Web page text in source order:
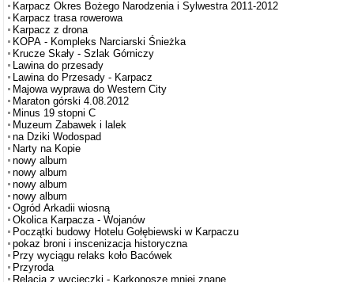
Karpacz Okres Bożego Narodzenia i Sylwestra 2011-2012
Karpacz trasa rowerowa
Karpacz z drona
KOPA - Kompleks Narciarski Śnieżka
Krucze Skały - Szlak Górniczy
Lawina do przesady
Lawina do Przesady - Karpacz
Majowa wyprawa do Western City
Maraton górski 4.08.2012
Minus 19 stopni C
Muzeum Zabawek i lalek
na Dziki Wodospad
Narty na Kopie
nowy album
nowy album
nowy album
nowy album
Ogród Arkadii wiosną
Okolica Karpacza - Wojanów
Początki budowy Hotelu Gołębiewski w Karpaczu
pokaz broni i inscenizacja historyczna
Przy wyciągu relaks koło Bacówek
Przyroda
Relacja z wycieczki - Karkonosze mniej znane